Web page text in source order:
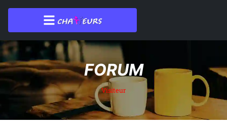
FORUM
Visiteur